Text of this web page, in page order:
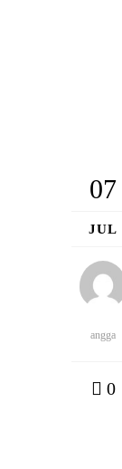
07
JUL
angga
0